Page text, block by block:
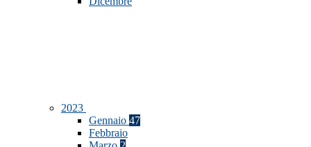
2023
Gennaio 47
Febbraio